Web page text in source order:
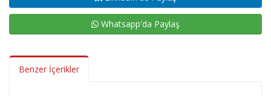
Whatsapp'da Paylaş
Benzer İçerikler